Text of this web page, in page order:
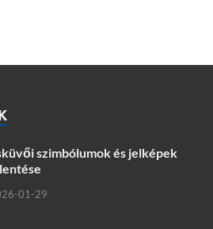
szimbólumok és jelképek
01-29